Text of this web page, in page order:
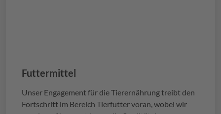
Futtermittel
Unser Engagement für die Tierernährung treibt den
Fortschritt im Bereich Tierfutter voran, wobei wir